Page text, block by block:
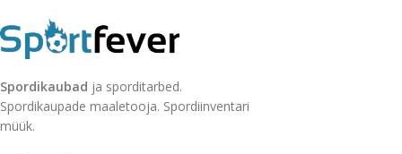
Spordikaubad ja sporditarbed.
Spordikaupade maaletooja. Spordiinventari
müük.